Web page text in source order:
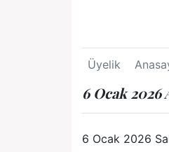
Üyelik
6 Ocak 2026
6 Ocak 2026